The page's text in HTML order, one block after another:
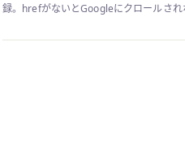
録。hrefがないとGoogleにクロールされ